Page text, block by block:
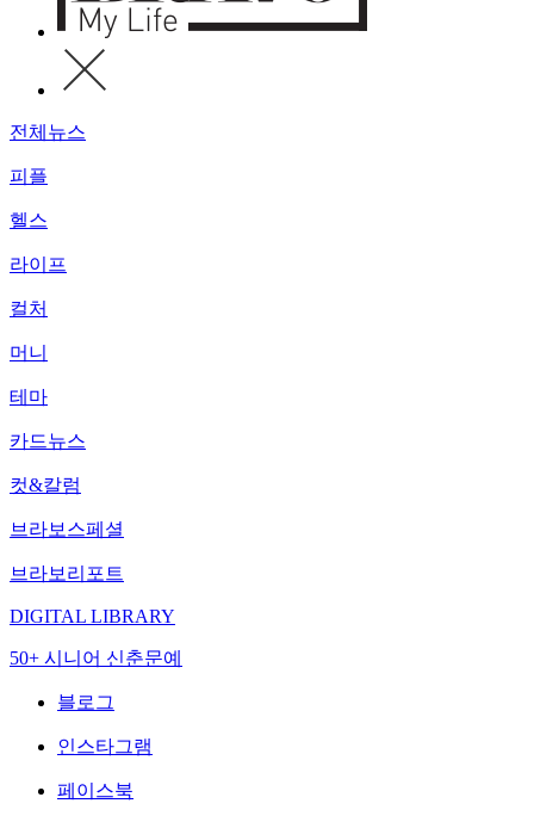
전체뉴스
피플
헬스
라이프
컬처
머니
테마
카드뉴스
컷&칼럼
브라보스페셜
브라보리포트
DIGITAL LIBRARY
50+ 시니어 신춘문예
블로그
인스타그램
페이스북